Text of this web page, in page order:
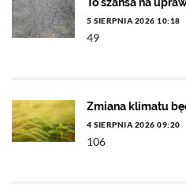
5 SIERPNIA 2026 10:18
49
Zmiana klimatu
4 SIERPNIA 2026 09:20
106